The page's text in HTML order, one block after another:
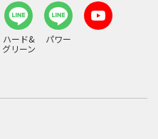
ハード&
グリーン
パワー